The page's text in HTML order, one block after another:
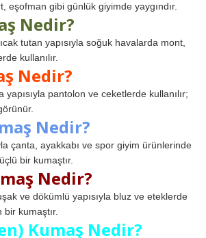
eşofman gibi günlük giyimde yaygındır.
Nedir?
tutan yapısıyla soğuk havalarda mont,
kullanılır.
Nedir?
pantolon ve ceketlerde kullanılır;
Nedir?
çanta, ayakkabı ve spor giyim ürünlerinde
bir kumaştır.
Nedir?
ve dökümlü yapısıyla bluz ve eteklerde
kumaştır.
Kumaş Nedir?